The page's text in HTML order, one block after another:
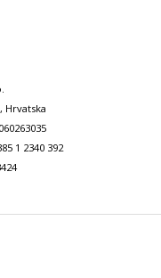
Hrvatska
1 2340 392